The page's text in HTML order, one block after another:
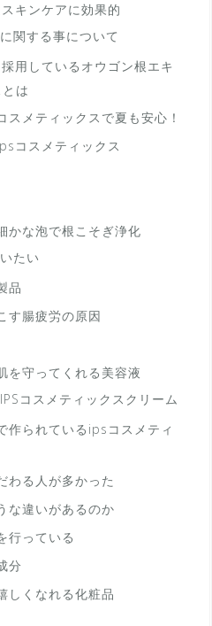
キンケアに効果的
関する事について
用しているオウゴン根エキ
は
スメティックスで夏も安心！
コスメティックス
かな泡で根こそぎ浄化
たい
品
す腸疲労の原因
を守ってくれる美容液
コスメティックスクリーム
作られているipsコスメティ
わる人が多かった
な違いがあるのか
行っている
分
しくなれる化粧品